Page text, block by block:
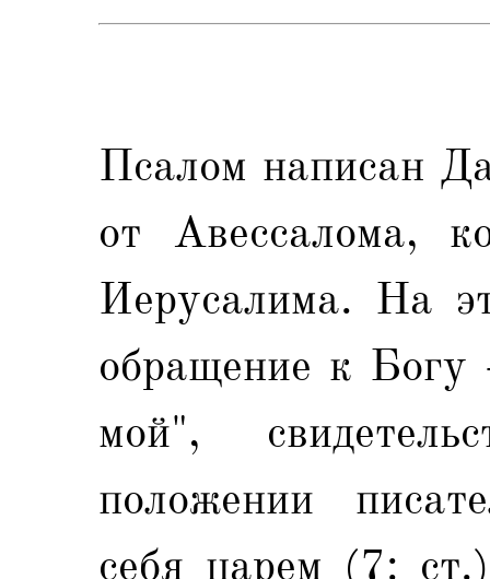
Псалом написан
от Авессалома,
Иерусалима. На
обращение к
мой",
положении
себя царем (7: